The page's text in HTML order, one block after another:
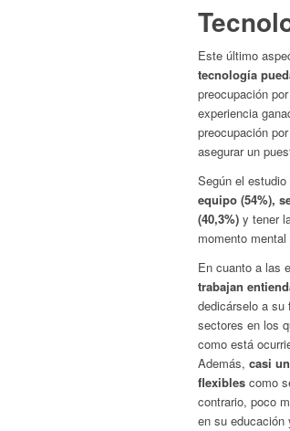
Este último
tecnología
preocupación
experiencia
preocupación
asegurar un
Según el estudio
equipo (54%),
(40,3%) y tener
momento
En cuanto a las
trabajan
dedicárselo a su
sectores en los
como está
Además, casi
flexibles como
contrario, poco
en su educación